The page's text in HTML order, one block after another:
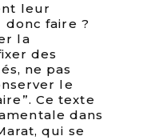
leur
donc faire ?
la
des
ne pas
le
Ce texte
dans
qui se